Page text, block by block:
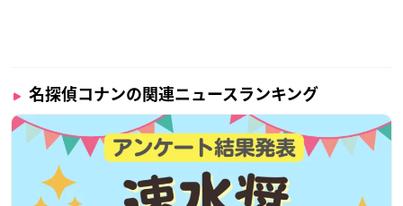
名探偵コナンの関連ニュースランキング